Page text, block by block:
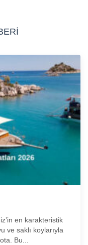
en karakteristik
ve saklı koylarıyla
Bu...